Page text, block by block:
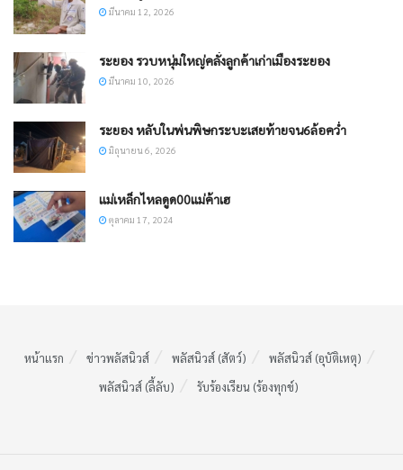
มีนาคม 12, 2026
ระยอง รวบหนุ่มใหญ่คลั่งลูกค้าเก่าเมืองระยอง
มีนาคม 10, 2026
ระยอง หลับในพ่นพิษกระบะเสยท้ายจน6ล้อคว่ำ
มิถุนายน 6, 2026
แม่เหล็กไหลดูด00แม่ค้าเฮ
ตุลาคม 17, 2024
หน้าแรก ข่าวพลัสนิวส์ พลัสนิวส์ (สัตว์)
พลัสนิวส์ (อุบัติเหตุ)
พลัสนิวส์ (ลี้ลับ)
รับร้องเรียน (ร้องทุกข์)